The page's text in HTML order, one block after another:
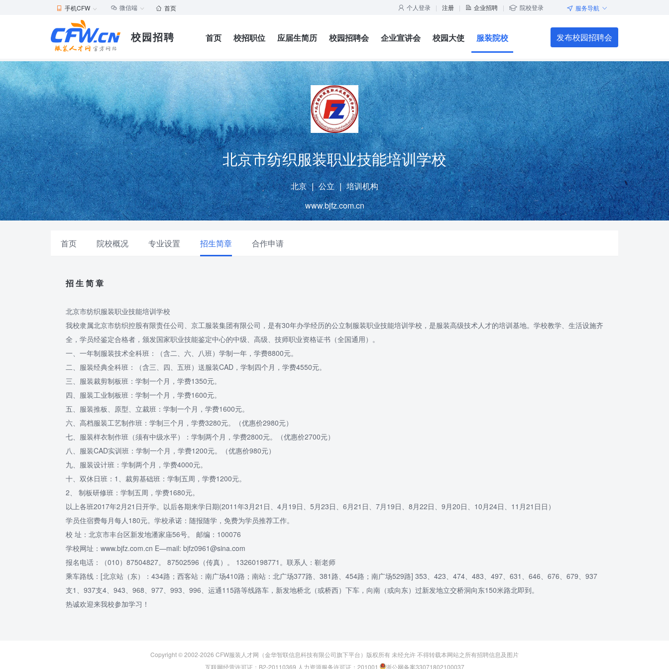
 手机CFW   微信端   首页  个人登录 | 注册 |  企业招聘 |  院校登录  服务导航 
校园招聘 首页 校招职位 应届生简历 校园招聘会 企业宣讲会 校园大使 服装院校 发布校园招聘会
北京市纺织服装职业技能培训学校
北京 | 公立 | 培训机构
www.bjfz.com.cn
首页 院校概况 专业设置 招生简章 合作申请
招 生 简 章
北京市纺织服装职业技能培训学校
我校隶属北京市纺织控股有限责任公司、京工服装集团有限公司，是有30年办学经历的公立制服装职业技能培训学校，是服装高级技术人才的培训基地。学校教学、生活设施齐
全，学员经鉴定合格者，颁发国家职业技能鉴定中心的中级、高级、技师职业资格证书（全国通用）。
一、一年制服装技术全科班：（含二、六、八班）学制一年，学费8800元。
二、服装经典全科班：（含三、四、五班）送服装CAD，学制四个月，学费4550元。
三、服装裁剪制板班：学制一个月，学费1350元。
四、服装工业制板班：学制一个月，学费1600元。
五、服装推板、原型、立裁班：学制一个月，学费1600元。
六、高档服装工艺制作班：学制三个月，学费3280元。（优惠价2980元）
七、服装样衣制作班（须有中级水平）：学制两个月，学费2800元。（优惠价2700元）
八、服装CAD实训班：学制一个月，学费1200元。（优惠价980元）
九、服装设计班：学制两个月，学费4000元。
十、双休日班：1、裁剪基础班：学制五周，学费1200元。
2、 制板研修班：学制五周，学费1680元。
以上各班2017年2月21日开学。以后各期来学日期(2011年3月21日、4月19日、5月23日、6月21日、7月19日、8月22日、9月20日、10月24日、11月21日日）
学员住宿费每月每人180元。学校承诺：随报随学，免费为学员推荐工作。
校 址：北京市丰台区新发地潘家庙56号。 邮编：100076
学校网址：www.bjfz.com.cn E—mail: bjfz0961@sina.com
报名电话：（010）87504827。 87502596（传真）。 13260198771。联系人：靳老师
乘车路线：[北京站（东）：434路；西客站：南广场410路；南站：北广场377路、381路、454路；南广场529路] 353、423、474、483、497、631、646、676、679、937
支1、937支4、943、968、977、993、996、运通115路等线路车，新发地桥北（或桥西）下车，向南（或向东）过新发地立交桥洞向东150米路北即到。
热诚欢迎来我校参加学习！
Copyright © 2002-2026 CFW服装人才网 （金华智联信息科技有限公司旗下平台）版权所有 未经允许 不得转载本网站之所有招聘信息及图片
互联网经营许可证：B2-20110369 人力资源服务许可证：201001 浙公网备案33071802100037